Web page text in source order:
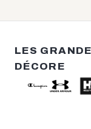
LES
DÉCORE